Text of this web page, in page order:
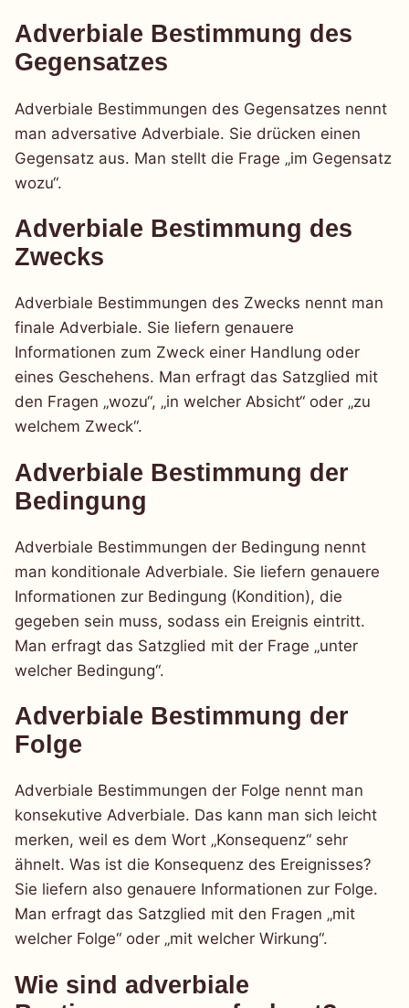
Adverbiale Bestimmung des
Gegensatzes
Adverbiale Bestimmungen des Gegensatzes nennt
man adversative Adverbiale. Sie drücken einen
Gegensatz aus. Man stellt die Frage „im Gegensatz
wozu“.
Adverbiale Bestimmung des
Zwecks
Adverbiale Bestimmungen des Zwecks nennt man
finale Adverbiale. Sie liefern genauere
Informationen zum Zweck einer Handlung oder
eines Geschehens. Man erfragt das Satzglied mit
den Fragen „wozu“, „in welcher Absicht“ oder „zu
welchem Zweck“.
Adverbiale Bestimmung der
Bedingung
Adverbiale Bestimmungen der Bedingung nennt
man konditionale Adverbiale. Sie liefern genauere
Informationen zur Bedingung (Kondition), die
gegeben sein muss, sodass ein Ereignis eintritt.
Man erfragt das Satzglied mit der Frage „unter
welcher Bedingung“.
Adverbiale Bestimmung der
Folge
Adverbiale Bestimmungen der Folge nennt man
konsekutive Adverbiale. Das kann man sich leicht
merken, weil es dem Wort „Konsequenz“ sehr
ähnelt. Was ist die Konsequenz des Ereignisses?
Sie liefern also genauere Informationen zur Folge.
Man erfragt das Satzglied mit den Fragen „mit
welcher Folge“ oder „mit welcher Wirkung“.
Wie sind adverbiale